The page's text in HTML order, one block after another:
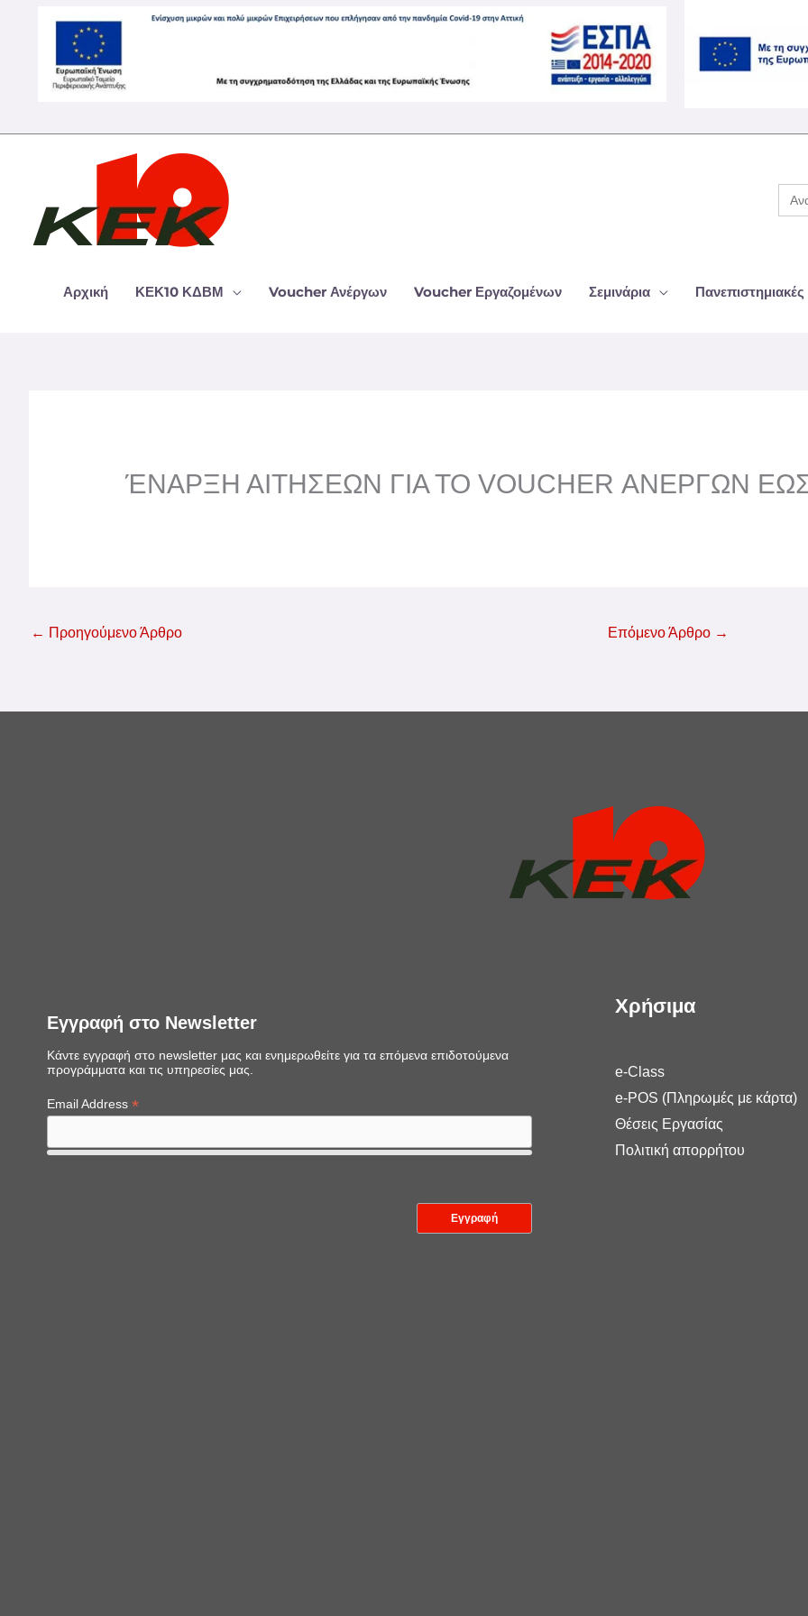
περιεχόμενο
για:
Αρχική ΚΕΚ10 ΚΔΒΜ Voucher Ανέργων Voucher Εργαζομένων Σεμινάρια
ΈΝΑΡΞΗ ΑΙΤΗΣΕΩΝ ΓΙΑ ΤΟ VOUCHER ΑΝΕΡΓΩΝ
← Προηγούμενο Άρθρο Επόμενο Άρθρο →
Εγγραφή στο Newsletter
Κάντε εγγραφή στο newsletter μας και ενημερωθείτε για τα επόμενα επιδοτούμενα
προγράμματα και τις υπηρεσίες μας.
Email Address *
Χρήσιμα
e-Class
e-POS (Πληρωμές με κάρτα)
Θέσεις Εργασίας
Πολιτική απορρήτου